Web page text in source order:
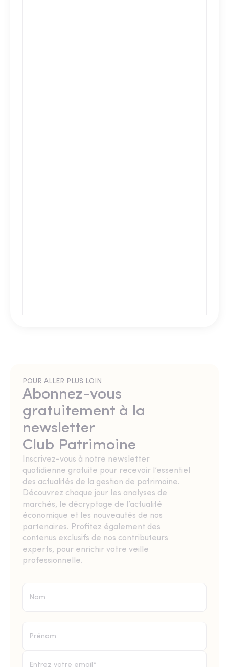
POUR ALLER PLUS LOIN
Abonnez-vous
gratuitement à la
newsletter
Club Patrimoine
Inscrivez-vous à notre newsletter
quotidienne gratuite pour recevoir l’essentiel
des actualités de la gestion de patrimoine.
Découvrez chaque jour les analyses de
marchés, le décryptage de l’actualité
économique et les nouveautés de nos
partenaires. Profitez également des
contenus exclusifs de nos contributeurs
experts, pour enrichir votre veille
professionnelle.